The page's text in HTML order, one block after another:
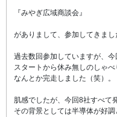
『みやぎ広域商談会』
がありまして、参加してきまし
過去数回参加していますが、今
スタートから休み無しのしゃ
なんとか完走しました（笑）。
肌感でしたが、今回8社すべて
その背景としては半導体が好